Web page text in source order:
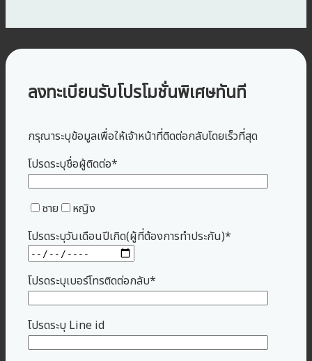
ลงทะเบียนรับโปรโมชั่นพิเศษทันที
กรุณาระบุข้อมูลเพื่อให้เจ้าหน้าที่ติดต่อกลับโดยเร็วที่สุด
โปรดระบุชื่อผู้ติดต่อ*
ชาย
หญิง
โปรดระบุวันเดือนปีเกิด(ผู้ที่ต้องการทำประกัน)*
โปรดระบุเบอร์โทรติดต่อกลับ*
โปรดระบุ Line id